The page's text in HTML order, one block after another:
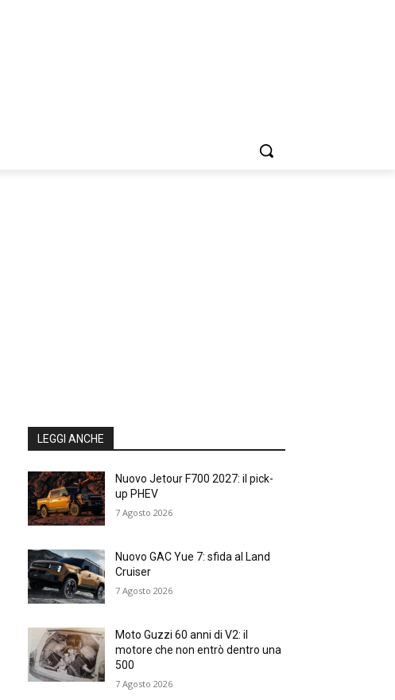
LEGGI ANCHE
Nuovo Jetour F700 2027: il pick-
up PHEV
7 Agosto 2026
Nuovo GAC Yue 7: sfida al Land
Cruiser
7 Agosto 2026
Moto Guzzi 60 anni di V2: il
motore che non entrò dentro una
500
7 Agosto 2026